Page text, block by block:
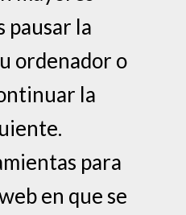
pausar la
ordenador o
la
para
en que se